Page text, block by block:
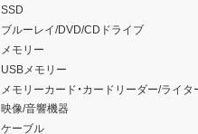
SSD
ブルーレイ/DVD/CDドライブ
メモリー
USBメモリー
メモリーカード・カードリーダー/ライタ
映像/音響機器
ケーブル